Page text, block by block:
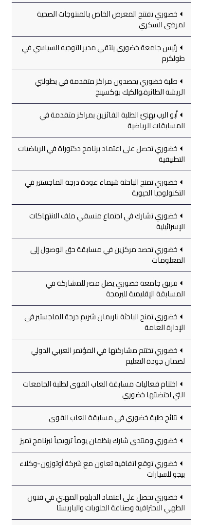
خضوري تفتتح المعرض الخاص بالمنتوجات الصحية
لمرضى السكري
رئيس جامعة خضوري يلتقي مدير التوجيه السياسي في
طولكرم
طلبة خضوري يحصدون مراكز متقدمة في بطولتي
الريشة الطائرة،والكيك بوكسينج
أبو الرب يهنئ الطلبة الفائزين بمراكز متقدمة في
المسابقات الرياضية
خضوري تحصل على اعتماد برنامج دكتوراة في الرياضيات
التطبيقية
خضوري تمنح الباحثة شيماء عودة درجة الماجستير في
التكنولوجيا الحيوية
خضوري تشارك في اجتماع منسقي ملف الانتهاكات
الإسرائيلية
خضوري تحصد مركزين في مسابقة حق الوصول إلى
المعلومات
فريق جامعة خضوري يصل مصر للمشاركة في
المسابقة الإقليمية للبرمجة
خضوري تمنح الباحثة ناريمان شريم درجة الماجستير في
الإدارة العامة
خضوري تختتم مشاركتها في المؤتمر العربي الدولي
لضمان جودة التعليم
اختتام فعاليات مسابقة العاب القوى لطلبة الجامعات
التي احتضنتها خضوري
نتائج طلبة خضوري في مسابقة العاب القوى
خضوري ومنتدى شارك ينظمان يوماً ترويجياً لبرنامج تميز
خضوري توقع اتفاقية تعاون مع شركة أوتوزون-وكلاء
بيجو للسيارات
خضوري تحصل على اعتماد الدبلوم المهني في فنون
الطهي الاحترافية وصناعة الحلويات والباريستا